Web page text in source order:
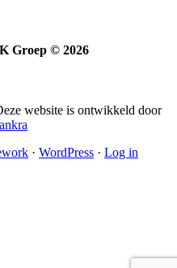
Groep © 2026
website is ontwikkeld door
· WordPress · Log in